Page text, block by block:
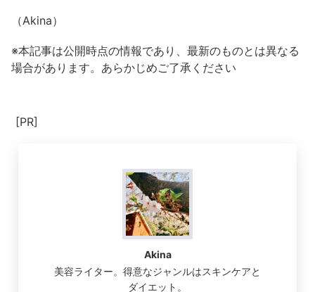
（Akina）
※本記事は公開時点の情報であり、最新のものとは異なる
場合があります。あらかじめご了承ください
[PR]
Akina
美容ライター。得意なジャンルはスキンケアと
ダイエット。